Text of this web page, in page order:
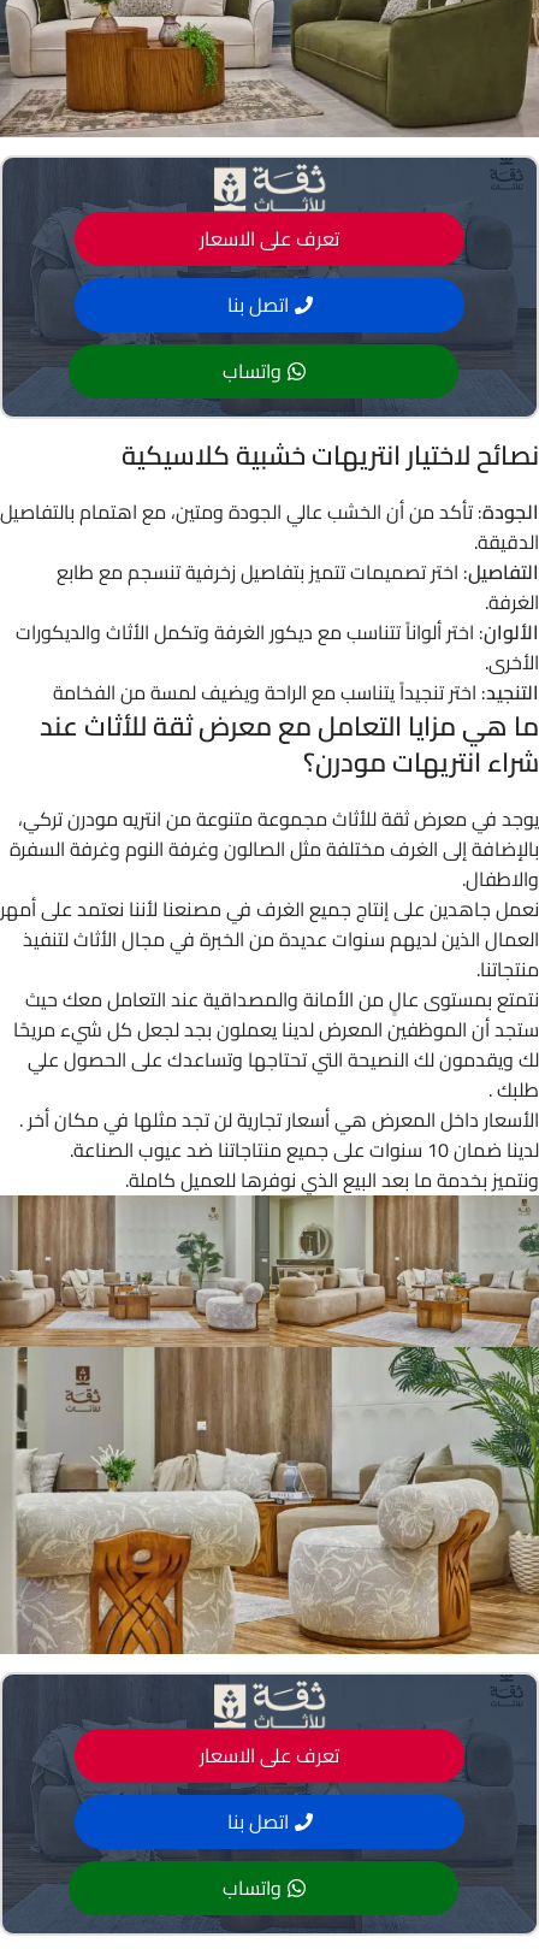
تعرف على الاسعار
اتصل بنا
واتساب
نصائح لاختيار انتريهات خشبية كلاسيكية
الجودة: تأكد من أن الخشب عالي الجودة ومتين، مع اهتمام بالتفاصيل
الدقيقة.
التفاصيل: اختر تصميمات تتميز بتفاصيل زخرفية تنسجم مع طابع
الغرفة.
الألوان: اختر ألواناً تتناسب مع ديكور الغرفة وتكمل الأثاث والديكورات
الأخرى.
التنجيد: اختر تنجيداً يتناسب مع الراحة ويضيف لمسة من الفخامة
ما هي مزايا التعامل مع معرض ثقة للأثاث عند
شراء انتريهات مودرن؟
يوجد في معرض ثقة للأثاث مجموعة متنوعة من انتريه مودرن تركي،
بالإضافة إلى الغرف مختلفة مثل الصالون وغرفة النوم وغرفة السفرة
والاطفال.
نعمل جاهدين على إنتاج جميع الغرف في مصنعنا لأننا نعتمد على أمهر
العمال الذين لديهم سنوات عديدة من الخبرة في مجال الأثاث لتنفيذ
منتجاتنا.
نتمتع بمستوى عالٍ من الأمانة والمصداقية عند التعامل معك حيث
ستجد أن الموظفين المعرض لدينا يعملون بجد لجعل كل شيء مريحًا
لك ويقدمون لك النصيحة التي تحتاجها وتساعدك على الحصول علي
طلبك .
الأسعار داخل المعرض هي أسعار تجارية لن تجد مثلها في مكان أخر .
لدينا ضمان 10 سنوات على جميع منتاجاتنا ضد عيوب الصناعة.
ونتميز بخدمة ما بعد البيع الذي نوفرها للعميل كاملة.
تعرف على الاسعار
اتصل بنا
واتساب